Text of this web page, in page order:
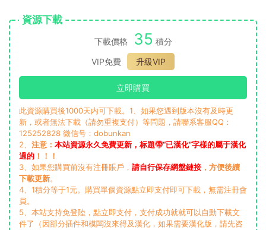
資源下載
下載價格 35 積分
VIP免費
升級VIP
立即購買
此資源購買後1000天内可下載。1、如果您遇到版本沒有及時更
新，或者無法下載（請勿重複支付）等問題，請聯系客服QQ：
125252828 微信号：dobunkan
2、 注意： 本站資源永久免費更新，标題帶“已漢化”字樣的屬于漢化
過的 ！！！
3、如果您購買前沒有注冊賬戶， 請自行保存網盤鏈接 ，方便後續
下載更新。
4、1積分等于1元。購買單個資源點立即支付即可下載，無需注冊會
員。
5、本站支持免登陸，點立即支付，支付成功就就可以自動下載文
件了（因部分插件和模闆沒來得及漢化，如果需要漢化版，請先咨